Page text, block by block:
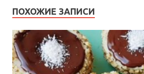
ПОХОЖИЕ ЗАПИСИ